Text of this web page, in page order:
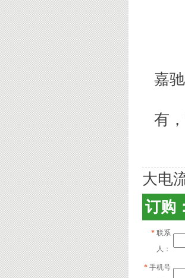
嘉
有，
大电
订购
* 联系
人：
* 手机号